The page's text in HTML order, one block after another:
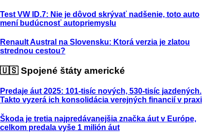
Test VW ID.7: Nie je dôvod skrývať nadšenie, toto auto
mení budúcnosť autopriemyslu
Renault Austral na Slovensku: Ktorá verzia je zlatou
strednou cestou?
🇺🇸 Spojené štáty americké
Predaje áut 2025: 101-tisíc nových, 530-tisíc jazdených.
Takto vyzerá ich konsolidácia verejných financií v praxi
Škoda je tretia najpredávanejšia značka áut v Európe,
celkom predala vyše 1 milión áut